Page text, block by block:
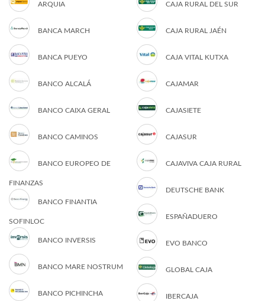
ARQUIA
BANCA MARCH
BANCA PUEYO
BANCO ALCALÁ
BANCO CAIXA GERAL
BANCO CAMINOS
BANCO EUROPEO DE
FINANZAS
BANCO FINANTIA
SOFINLOC
BANCO INVERSIS
BANCO MARE NOSTRUM
BANCO PICHINCHA
CAJA RURAL DEL SUR
CAJA RURAL JAÉN
CAJA VITAL KUTXA
CAJAMAR
CAJASIETE
CAJASUR
CAJAVIVA CAJA RURAL
DEUTSCHE BANK
ESPAÑADUERO
EVO BANCO
GLOBAL CAJA
IBERCAJA